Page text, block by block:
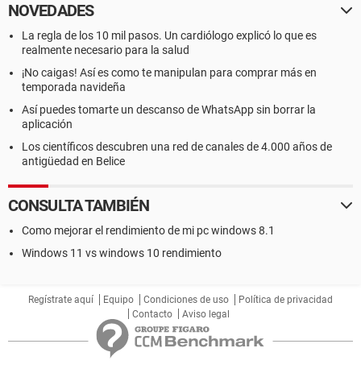
NOVEDADES
La regla de los 10 mil pasos. Un cardiólogo explicó lo que es
realmente necesario para la salud
¡No caigas! Así es como te manipulan para comprar más en
temporada navideña
Así puedes tomarte un descanso de WhatsApp sin borrar la
aplicación
Los científicos descubren una red de canales de 4.000 años de
antigüedad en Belice
CONSULTA TAMBIÉN
Como mejorar el rendimiento de mi pc windows 8.1
Windows 11 vs windows 10 rendimiento
Regístrate aquí Equipo Condiciones de uso
Política de privacidad
Contacto
Aviso legal